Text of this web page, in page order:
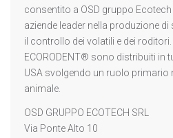
consentito a OSD gruppo
aziende leader nella produzione
il controllo dei volatili e dei
ECORODENT® sono distribuiti in
USA svolgendo un ruolo primario
animale.
OSD GRUPPO ECOTECH SRL
Via Ponte Alto 10